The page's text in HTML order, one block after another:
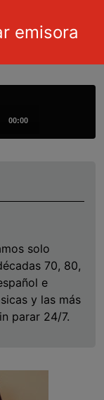
emisora
00:00
solo
70, 80,
e
y las más
parar 24/7.